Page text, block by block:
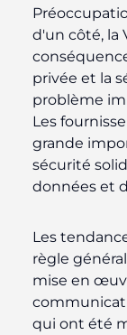
d'un côté, la
privée et la
problème
Les
grande
sécurité
données et
Les
règle
mise en
qui ont été